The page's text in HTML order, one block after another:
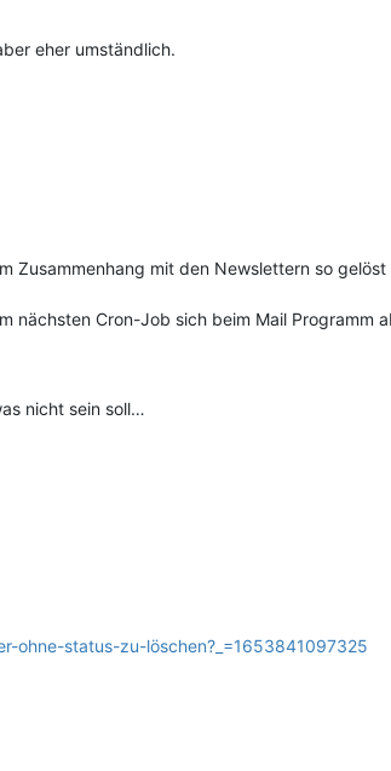
eher umständlich.
Zusammenhang mit den Newslettern so
nächsten Cron-Job sich beim Mail Programm
nicht sein soll…
ohne-status-zu-löschen?_=1653841097325